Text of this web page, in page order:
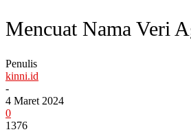
Mencuat Nama Veri
Penulis
kinni.id
-
4 Maret 2024
0
1376